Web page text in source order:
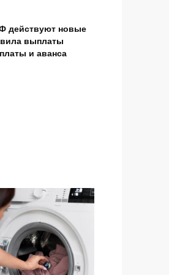
действуют новые
выплаты
и аванса